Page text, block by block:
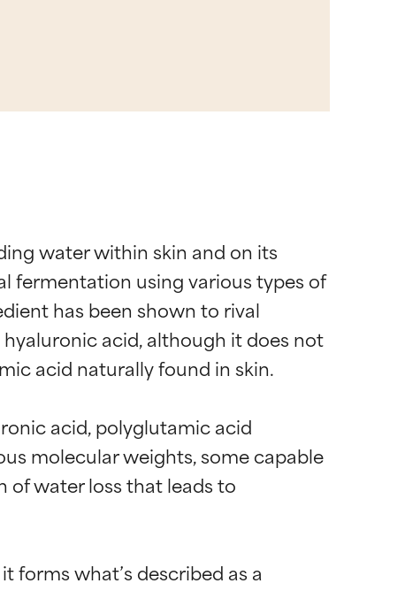
water within skin and on its
fermentation using various types of
has been shown to rival
acid, although it does not
acid naturally found in skin.
acid, polyglutamic acid
molecular weights, some capable
of water loss that leads to
what’s described as a